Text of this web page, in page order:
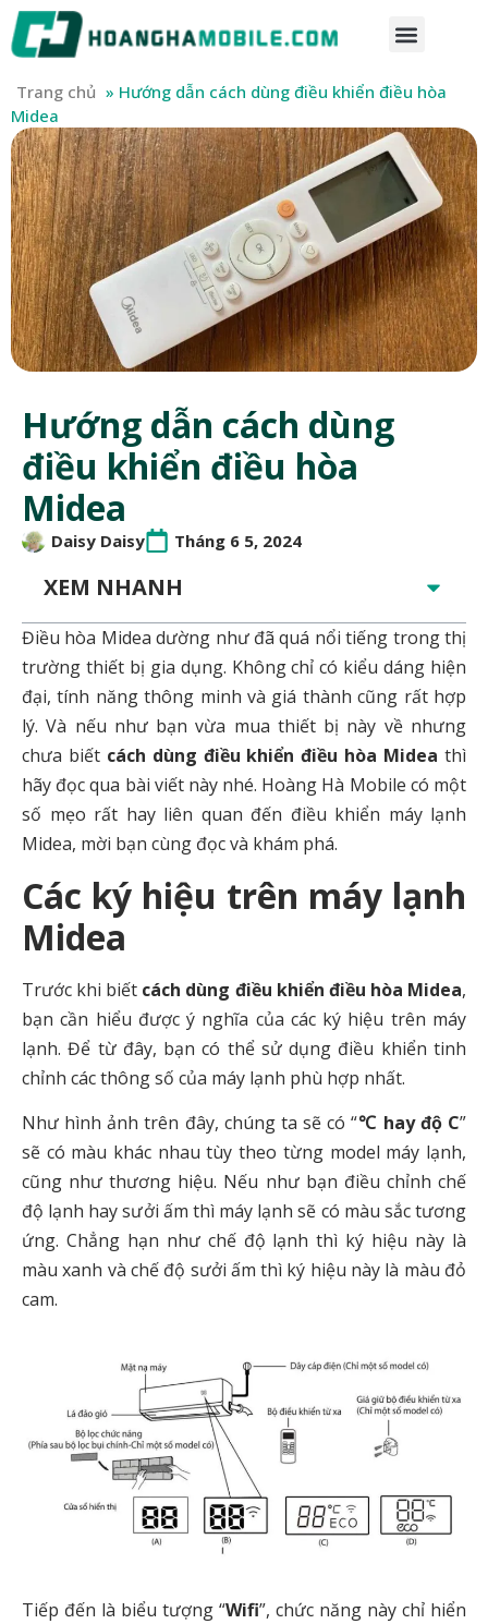
Trang chủ » Hướng dẫn cách dùng điều khiển điều hòa
Midea
Hướng dẫn cách dùng
điều khiển điều hòa
Midea
Daisy Daisy Tháng 6 5, 2024
XEM NHANH
Điều hòa Midea dường như đã quá nổi tiếng trong thị
trường thiết bị gia dụng. Không chỉ có kiểu dáng hiện
đại, tính năng thông minh và giá thành cũng rất hợp
lý. Và nếu như bạn vừa mua thiết bị này về nhưng
chưa biết cách dùng điều khiển điều hòa Midea thì
hãy đọc qua bài viết này nhé. Hoàng Hà Mobile có một
số mẹo rất hay liên quan đến điều khiển máy lạnh
Midea, mời bạn cùng đọc và khám phá.
Các ký hiệu trên máy lạnh
Midea
Trước khi biết cách dùng điều khiển điều hòa Midea,
bạn cần hiểu được ý nghĩa của các ký hiệu trên máy
lạnh. Để từ đây, bạn có thể sử dụng điều khiển tinh
chỉnh các thông số của máy lạnh phù hợp nhất.
Như hình ảnh trên đây, chúng ta sẽ có “℃ hay độ C”
sẽ có màu khác nhau tùy theo từng model máy lạnh,
cũng như thương hiệu. Nếu như bạn điều chỉnh chế
độ lạnh hay sưởi ấm thì máy lạnh sẽ có màu sắc tương
ứng. Chẳng hạn như chế độ lạnh thì ký hiệu này là
màu xanh và chế độ sưởi ấm thì ký hiệu này là màu đỏ
cam.
Tiếp đến là biểu tượng “Wifi”, chức năng này chỉ hiển